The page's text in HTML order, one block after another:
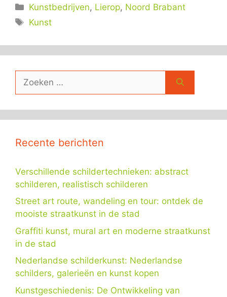
Categorieën
Kunstbedrijven, Lierop, Noord Brabant
Tags
Kunst
naar:
Recente berichten
Verschillende schildertechnieken: abstract
schilderen, realistisch schilderen
Street art route, wandeling en tour: ontdek de
mooiste straatkunst in de stad
Graffiti kunst, mural art en moderne straatkunst
in de stad
Nederlandse schilderkunst: Nederlandse
schilders, galerieën en kunst kopen
Kunstgeschiedenis: De Ontwikkeling van